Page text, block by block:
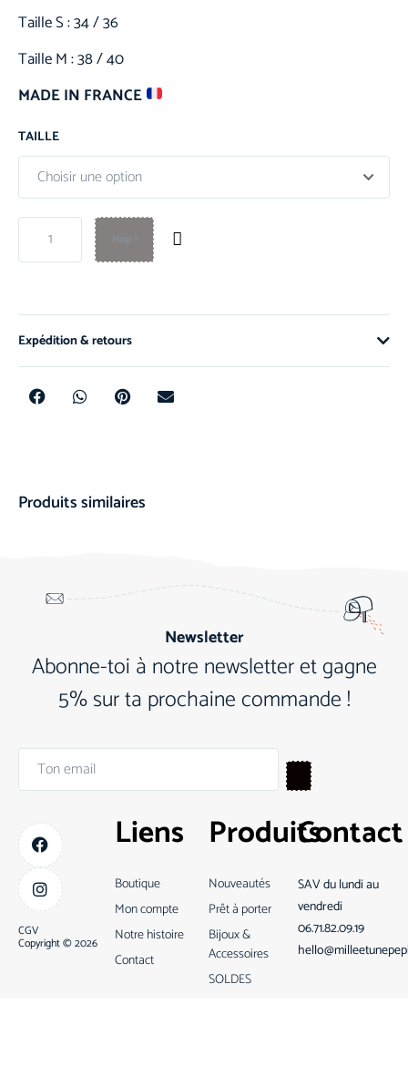
Taille S : 34 / 36
Taille M : 38 / 40
MADE IN FRANCE
TAILLE
Hop !
Expédition & retours
Produits similaires
Newsletter
Abonne-toi à notre newsletter et gagne
5% sur ta prochaine commande !
CGV
Copyright © 2026
Liens
Boutique
Mon compte
Notre histoire
Contact
Produits
Nouveautés
Prêt à porter
Bijoux &
Accessoires
SOLDES
Contact
SAV du lundi au
vendredi
06.71.82.09.19